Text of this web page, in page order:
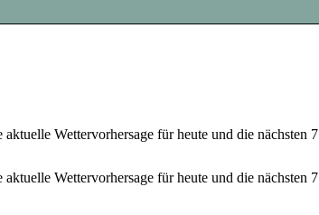
Wettervorhersage für heute und die nächsten 7
Wettervorhersage für heute und die nächsten 7